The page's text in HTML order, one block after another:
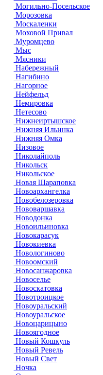
Могильно-Посельское
Морозовка
Москаленки
Моховой Привал
Муромцево
Мыс
Мясники
Набережный
Нагибино
Нагорное
Нейфельд
Немировка
Нетесово
Нижнеиртышское
Нижняя Ильинка
Нижняя Омка
Низовое
Николайполь
Никольск
Никольское
Новая Шараповка
Новоархангелка
Новобелозеровка
Нововаршавка
Новодонка
Новоильиновка
Новокарасук
Новокиевка
Новологиново
Новоомский
Новосанжаровка
Новоселье
Новоскатовка
Новотроицкое
Новоуральский
Новоуральское
Новоцарицыно
Новоягодное
Новый Кошкуль
Новый Ревель
Новый Свет
Ночка